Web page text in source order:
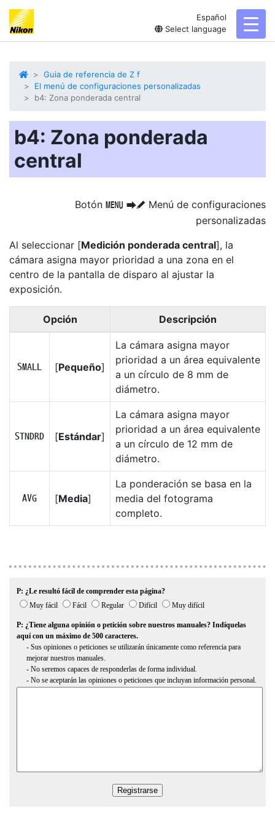
Español
Select language
Guia de referencia de Z f
El menú de configuraciones personalizadas
b4: Zona ponderada central
b4: Zona ponderada
central
Botón G UA Menú de configuraciones
personalizadas
Al seleccionar [Medición ponderada central], la
cámara asigna mayor prioridad a una zona en el
centro de la pantalla de disparo al ajustar la
exposición.
Opción Descripción
R [Pequeño]
La cámara asigna mayor
prioridad a un área equivalente
a un círculo de 8 mm de
diámetro.
S [Estándar]
La cámara asigna mayor
prioridad a un área equivalente
a un círculo de 12 mm de
diámetro.
T [Media]
La ponderación se basa en la
media del fotograma
completo.